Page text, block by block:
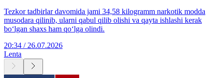
Tezkor tadbirlar davomida jami 34,58 kilogramm narkotik modda
musodara qilinib, ularni qabul qilib olishi va qayta ishlashi kerak
bo‘lgan shaxs ham qo‘lga olindi.
20:34 / 26.07.2026
Lenta